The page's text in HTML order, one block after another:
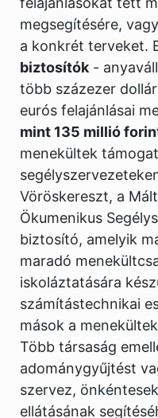
megsegítésére,
a konkrét terveket.
biztosítók -
több százezer
eurós felajánlásai
mint 135 millió
menekültek
Vöröskereszt, a
Ökumenikus
biztosító, amelyik
maradó
iskoláztatására
számítástechnikai
mások a
Több társaság
adománygyűjtést
szervez,
ellátásának